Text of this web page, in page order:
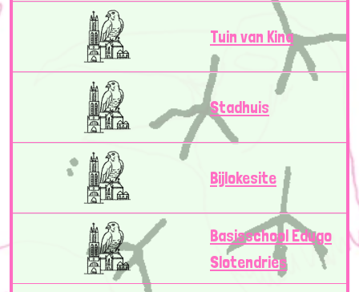
Tuin van Kina
Stadhuis
Bijlokesite
Basisschool Edugo
Slotendries